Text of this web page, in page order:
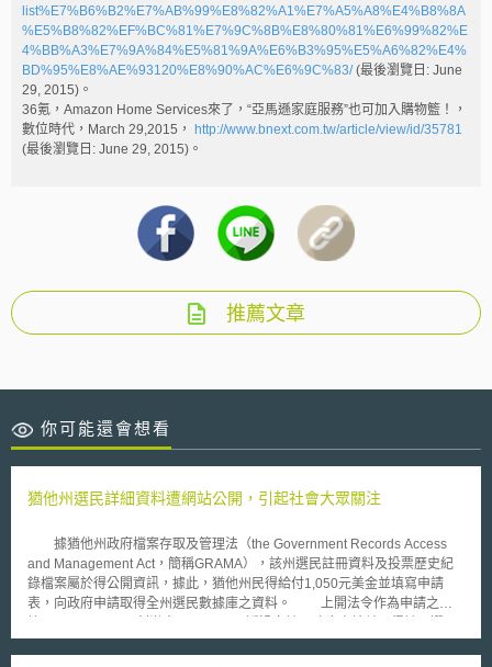
list%E7%B6%B2%E7%AB%99%E8%82%A1%E7%A5%A8%E4%B8%8A
%E5%B8%82%EF%BC%81%E7%9C%8B%E8%80%81%E6%99%82%E
4%BB%A3%E7%9A%84%E5%81%9A%E6%B3%95%E5%A6%82%E4%
BD%95%E8%AE%93120%E8%90%AC%E6%9C%83/(最後瀏覽日: June
29, 2015)。
36氪，Amazon Home Services來了，“亞馬遜家庭服務”也可加入購物籃！，
數位時代，March 29,2015，
http://www.bnext.com.tw/article/view/id/35781
(最後瀏覽日: June 29, 2015)。
推薦文章
你可能還會想看
猶他州選民詳細資料遭網站公開，引起社會大眾關注
據猶他州政府檔案存取及管理法（the Government Records Access
and Management Act，簡稱GRAMA），該州選民註冊資料及投票歷史紀
錄檔案屬於得公開資訊，據此，猶他州民得給付1,050元美金並填寫申請
表，向政府申請取得全州選民數據庫之資料。 上開法令作為申請之依
資訊後，建置該網站。透過該網站系統，任何人可查詢該州選民選舉資料。